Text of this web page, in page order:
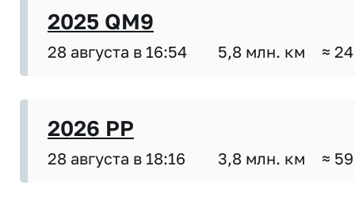
2025 QM9
28 августа в 16:54 5,8 млн. км ≈
2026 PP
28 августа в 18:16 3,8 млн. км ≈